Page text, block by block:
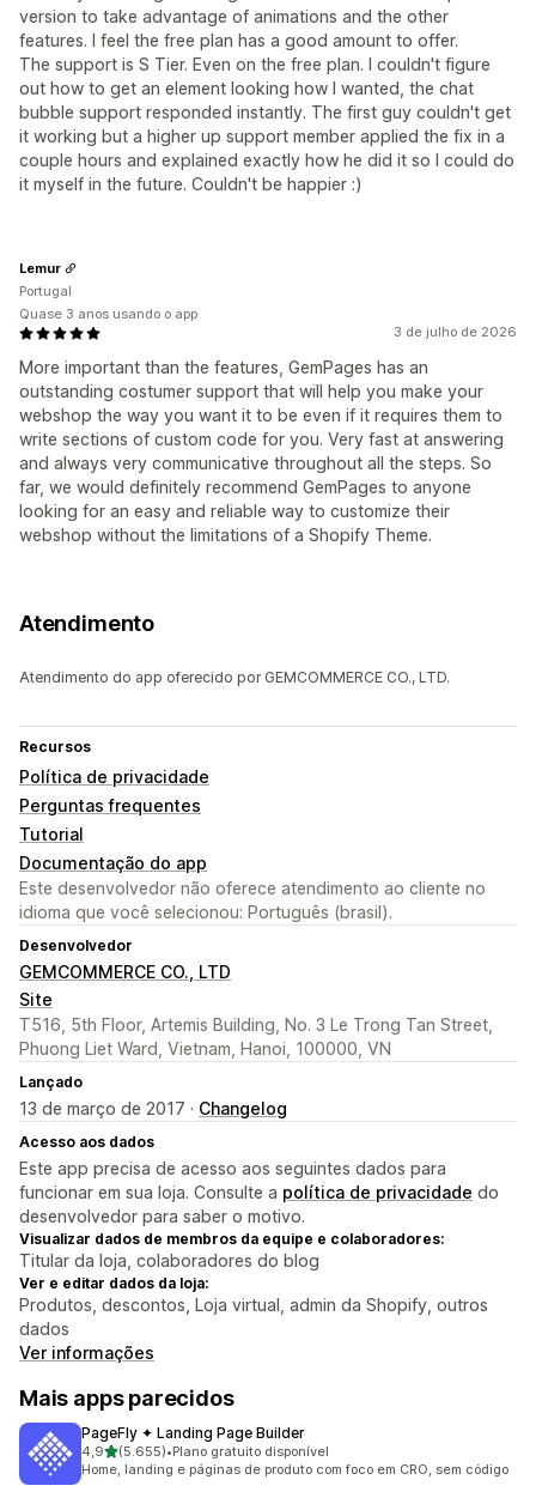
version to take advantage of animations and the other
features. I feel the free plan has a good amount to offer.
The support is S Tier. Even on the free plan. I couldn't figure
out how to get an element looking how I wanted, the chat
bubble support responded instantly. The first guy couldn't get
it working but a higher up support member applied the fix in a
couple hours and explained exactly how he did it so I could do
it myself in the future. Couldn't be happier :)
3 de julho de 2026
More important than the features, GemPages has an
outstanding costumer support that will help you make your
webshop the way you want it to be even if it requires them to
write sections of custom code for you. Very fast at answering
and always very communicative throughout all the steps. So
far, we would definitely recommend GemPages to anyone
looking for an easy and reliable way to customize their
webshop without the limitations of a Shopify Theme.
Lemur
Portugal
Quase 3 anos usando o app
Atendimento
Atendimento do app oferecido por GEMCOMMERCE CO., LTD.
Recursos
Política de privacidade
Perguntas frequentes
Tutorial
Documentação do app
Este desenvolvedor não oferece atendimento ao cliente no
idioma que você selecionou: Português (brasil).
Desenvolvedor
GEMCOMMERCE CO., LTD
Site
T516, 5th Floor, Artemis Building, No. 3 Le Trong Tan Street,
Phuong Liet Ward, Vietnam, Hanoi, 100000, VN
Lançado
13 de março de 2017 · Changelog
Acesso aos dados
Este app precisa de acesso aos seguintes dados para
funcionar em sua loja. Consulte a política de privacidade do
desenvolvedor para saber o motivo.
Visualizar dados de membros da equipe e colaboradores:
Titular da loja, colaboradores do blog
Ver e editar dados da loja:
Produtos, descontos, Loja virtual, admin da Shopify, outros
dados
Ver informações
Mais apps parecidos
PageFly ✦ Landing Page Builder
4,9de 5 estrelas
(5.655)
5655 avaliações ao todo
•Plano gratuito disponível
Home, landing e páginas de produto com foco em CRO, sem código